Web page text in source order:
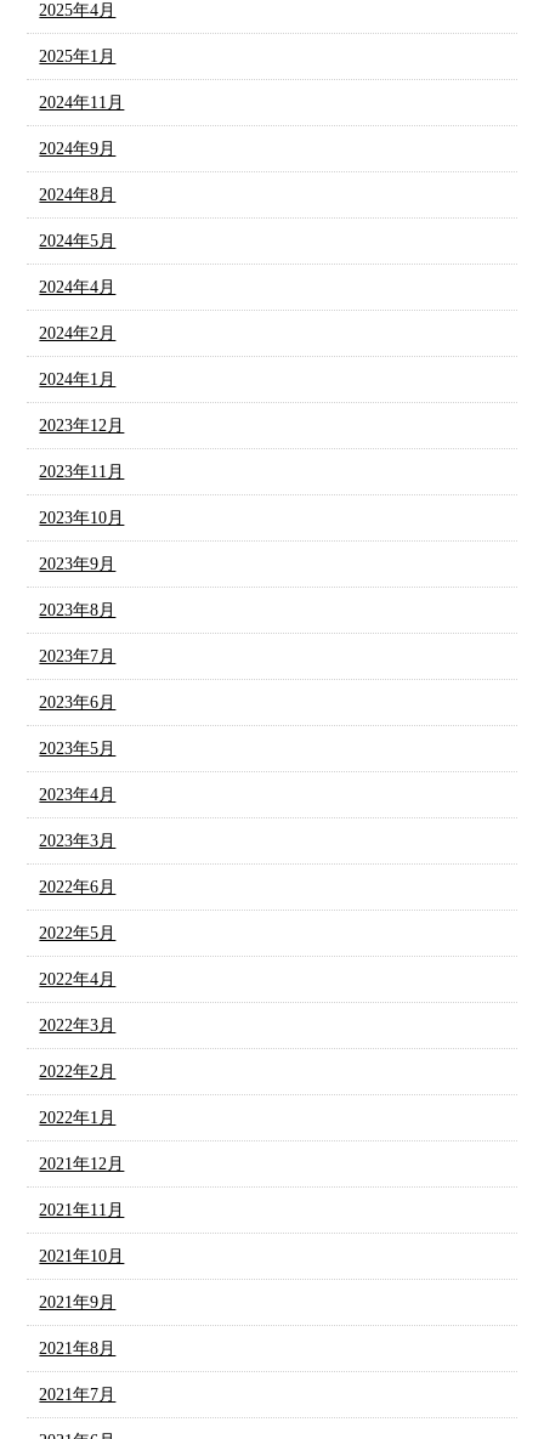
2025年4月
2025年1月
2024年11月
2024年9月
2024年8月
2024年5月
2024年4月
2024年2月
2024年1月
2023年12月
2023年11月
2023年10月
2023年9月
2023年8月
2023年7月
2023年6月
2023年5月
2023年4月
2023年3月
2022年6月
2022年5月
2022年4月
2022年3月
2022年2月
2022年1月
2021年12月
2021年11月
2021年10月
2021年9月
2021年8月
2021年7月